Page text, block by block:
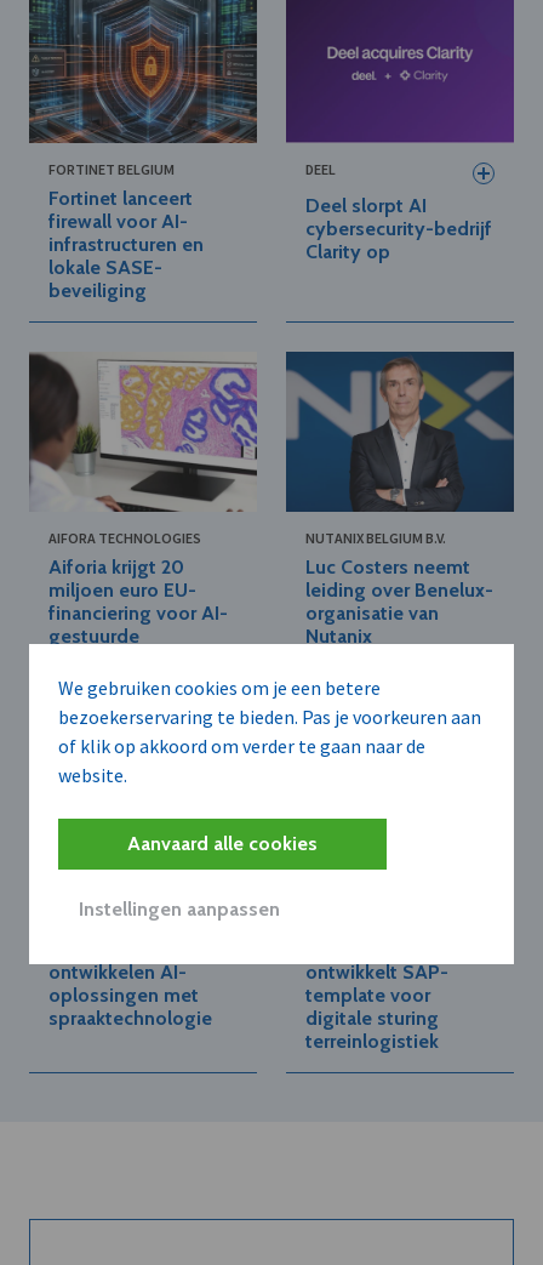
We gebruiken cookies om je een betere
bezoekerservaring te bieden. Pas je voorkeuren aan
of klik op akkoord om verder te gaan naar de
website.
Aanvaard alle cookies
Instellingen aanpassen
FORTINET BELGIUM
Fortinet lanceert
firewall voor AI-
infrastructuren en
lokale SASE-
beveiliging
DEEL
Deel slorpt AI
cybersecurity-bedrijf
Clarity op
AIFORA TECHNOLOGIES
Aiforia krijgt 20
miljoen euro EU-
financiering voor AI-
gestuurde
NUTANIX BELGIUM B.V.
Luc Costers neemt
leiding over Benelux-
organisatie van
Nutanix
DXC TECHNOLOGY
BELGIUM V.O.F.
ontwikkelen AI-
oplossingen met
spraaktechnologie
ontwikkelt SAP-
template voor
digitale sturing
terreinlogistiek